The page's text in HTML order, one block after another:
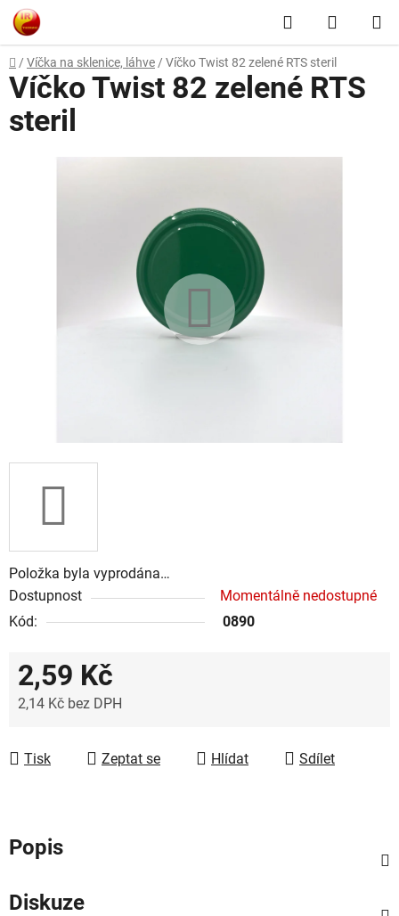
Přejít
na
obsah
Hledat
KOŠÍK
Domů
/ Víčka na sklenice, láhve / Víčko Twist 82 zelené RTS steril
Položka byla vyprodána…
Dostupnost
Momentálně nedostupné
Kód:
0890
2,59 Kč
2,14 Kč bez DPH
Tisk
Zeptat se Hlídat Sdílet
Víčko Twist 82 zelené RTS
steril
Popis
Diskuze